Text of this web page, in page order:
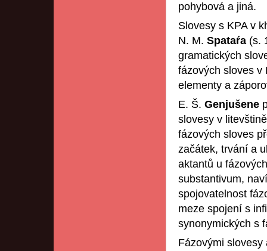
pohybová a jiná.
Slovesy s KPA v
N. M. Spataŕa (s.
gramatických
fázových sloves v
elementy a
E. Š. Genjušene
slovesy v
fázových sloves
začátek, trvání a
aktantů u
substantivum,
spojovatelnost
meze spojení s
synonymických s
Fázovými